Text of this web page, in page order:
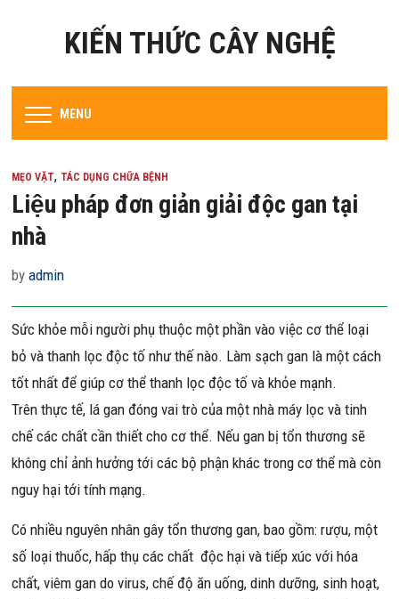
KIẾN THỨC CÂY NGHỆ
MENU
MẸO VẶT, TÁC DỤNG CHỮA BỆNH
Liệu pháp đơn giản giải độc gan tại
nhà
byadmin
Sức khỏe mỗi người phụ thuộc một phần vào việc cơ thể loại
bỏ và thanh lọc độc tố như thế nào. Làm sạch gan là một cách
tốt nhất để giúp cơ thể thanh lọc độc tố và khỏe mạnh.
Trên thực tế, lá gan đóng vai trò của một nhà máy lọc và tinh
chế các chất cần thiết cho cơ thể. Nếu gan bị tổn thương sẽ
không chỉ ảnh hưởng tới các bộ phận khác trong cơ thể mà còn
nguy hại tới tính mạng.
Có nhiều nguyên nhân gây tổn thương gan, bao gồm: rượu, một
số loại thuốc, hấp thụ các chất độc hại và tiếp xúc với hóa
chất, viêm gan do virus, chế độ ăn uống, dinh dưỡng, sinh hoạt,